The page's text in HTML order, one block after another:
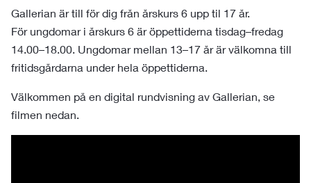
Gallerian är till för dig från årskurs 6 upp til 17 år.
För ungdomar i årskurs 6 är öppettiderna tisdag–fredag
14.00–18.00. Ungdomar mellan 13–17 år är välkomna till
fritidsgårdarna under hela öppettiderna.
Välkommen på en digital rundvisning av Gallerian, se
filmen nedan.